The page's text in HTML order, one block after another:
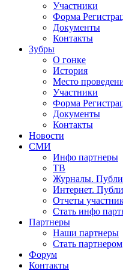
Участники
Форма
Документы
Контакты
Зубры
О гонке
История
Место
Участники
Форма
Документы
Контакты
Новости
СМИ
Инфо партнеры
ТВ
Журналы.
Интернет.
Отчеты
Стать инфо
Партнеры
Наши партнеры
Стать партнером
Форум
Контакты